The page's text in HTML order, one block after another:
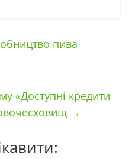
пива
«Доступні кредити
→